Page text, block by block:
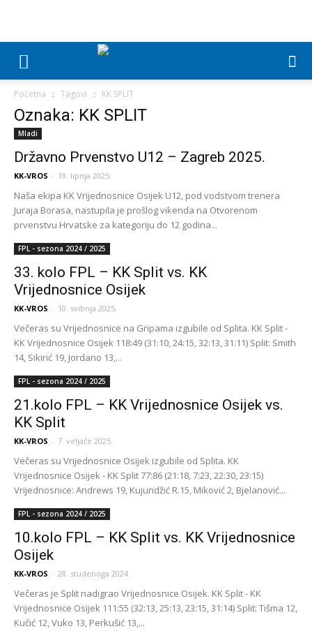
Početna Tagovi KK SPLIT
Oznaka: KK SPLIT
Mladi
Državno Prvenstvo U12 – Zagreb 2025.
KK-VROS - 19. lipnja 2025.
Naša ekipa KK Vrijednosnice Osijek U12, pod vodstvom trenera
Juraja Borasa, nastupila je prošlog vikenda na Otvorenom
prvenstvu Hrvatske za kategoriju do 12 godina...
FPL - sezona 2024 / 2025
33. kolo FPL – KK Split vs. KK
Vrijednosnice Osijek
KK-VROS - 10. svibnja 2025.
Večeras su Vrijednosnice na Gripama izgubile od Splita. KK Split -
KK Vrijednosnice Osijek 118:49 (31:10, 24:15, 32:13, 31:11) Split: Smith
14, Sikirić 19, Jordano 13,...
FPL - sezona 2024 / 2025
21.kolo FPL – KK Vrijednosnice Osijek vs.
KK Split
KK-VROS - 7. veljače 2025.
Večeras su Vrijednosnice Osijek izgubile od Splita. KK
Vrijednosnice Osijek - KK Split 77:86 (21:18, 7:23, 22:30, 23:15)
Vrijednosnice: Andrews 19, Kujundžić R.15, Miković 2, Bjelanović...
FPL - sezona 2024 / 2025
10.kolo FPL – KK Split vs. KK Vrijednosnice
Osijek
KK-VROS - 28. studenoga 2024.
Večeras je Split nadigrao Vrijednosnice Osijek. KK Split - KK
Vrijednosnice Osijek 111:55 (32:13, 25:13, 23:15, 31:14) Split: Tišma 12,
Kučić 12, Vuko 13, Perkušić 13,...